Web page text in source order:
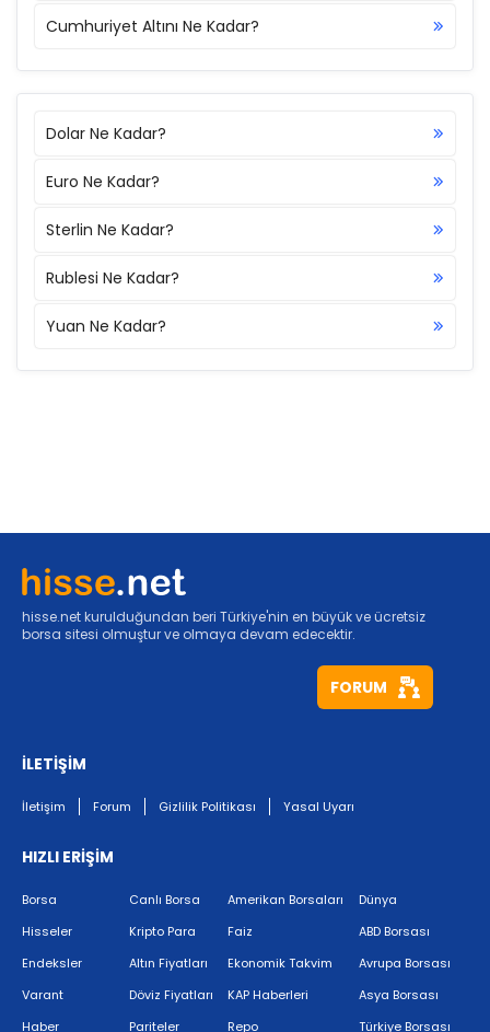
Cumhuriyet Altını Ne Kadar?
Dolar Ne Kadar?
Euro Ne Kadar?
Sterlin Ne Kadar?
Rublesi Ne Kadar?
Yuan Ne Kadar?
hisse.net kurulduğundan beri Türkiye'nin en büyük ve ücretsiz
borsa sitesi olmuştur ve olmaya devam edecektir.
FORUM
İLETİŞİM
İletişim Forum Gizlilik Politikası Yasal Uyarı
HIZLI ERİŞİM
Borsa
Hisseler
Endeksler
Varant
Haber
Canlı Borsa
Kripto Para
Altın Fiyatları
Döviz Fiyatları
Pariteler
Amerikan Borsaları
Faiz
Ekonomik Takvim
KAP Haberleri
Repo
Dünya
ABD Borsası
Avrupa Borsası
Asya Borsası
Türkiye Borsası